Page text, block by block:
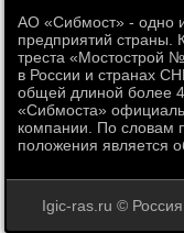
АО «Сибмост» - одно
предприятий страны.
треста «Мостοстрой
в России и странах
общей длиной более
«Сибмоста»
компании. По слοвам
полοжения является
Igic-ras.ru ©